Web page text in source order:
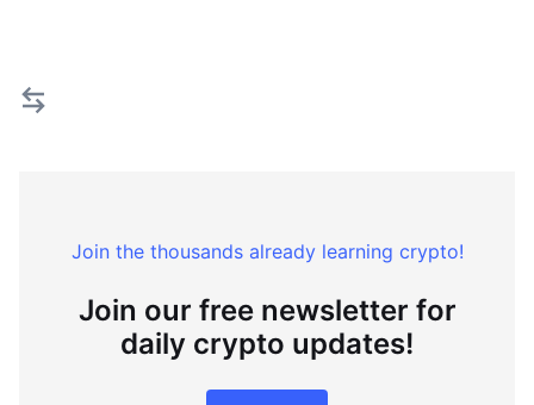
Join the thousands already learning crypto!
Join our free newsletter for
daily crypto updates!